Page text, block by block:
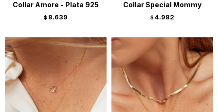
Collar Amore - Plata 925
$ 8.639
Collar Special Mommy
$ 4.982